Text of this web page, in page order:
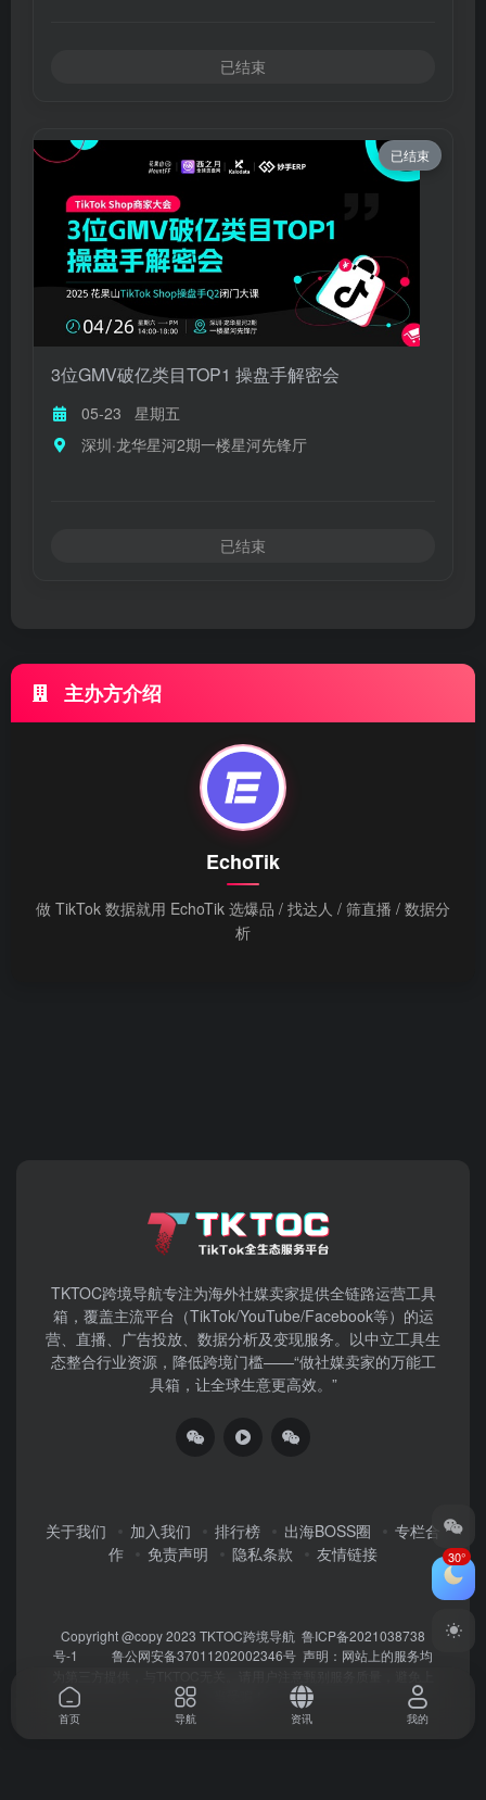
已结束
已结束
3位GMV破亿类目TOP1 操盘手解密会
05-23
星期五
深圳·龙华星河2期一楼星河先锋厅
已结束
主办方介绍
EchoTik
做 TikTok 数据就用 EchoTik 选爆品 / 找达人 / 筛直播 / 数据分
析
TKTOC跨境导航​专注为海外社媒卖家提供全链路运营工具
箱，覆盖主流平台（TikTok/YouTube/Facebook等）​的运
营、直播、广告投放、数据分析及变现服务。以中立工具生
态整合行业资源，降低跨境门槛——“做社媒卖家的万能工
具箱，让全球生意更高效。”
关于我们 加入我们 排行榜 出海BOSS圈
专栏合
作
免责声明 隐私条款 友情链接
Copyright @copy 2023 TKTOC跨境导航 鲁ICP备2021038738
号-1
鲁公网安备37011202002346号 声明：网站上的服务均
30°
首页 导航 资讯 我的